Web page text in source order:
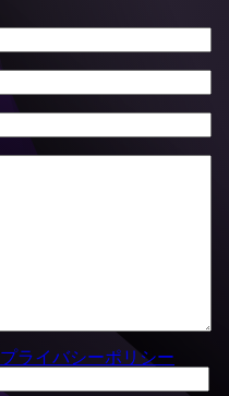
プライバシーポリシー